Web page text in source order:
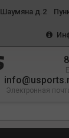
д.2
Электронная